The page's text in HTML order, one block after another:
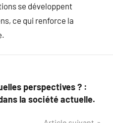
se développent
ce qui renforce la
perspectives ? :
la société actuelle.